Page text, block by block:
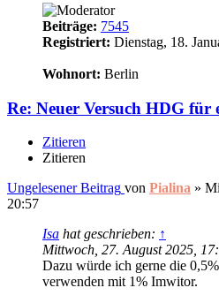
Beiträge: 7545
Registriert: Dienstag, 18.
Wohnort: Berlin
Re: Neuer Versuch HDG für
Zitieren
Zitieren
Ungelesener Beitrag von Pialina »
20:57
Isa hat geschrieben: ↑
Mittwoch, 27. August 2025,
Dazu würde ich gerne die
verwenden mit 1% Imwitor.